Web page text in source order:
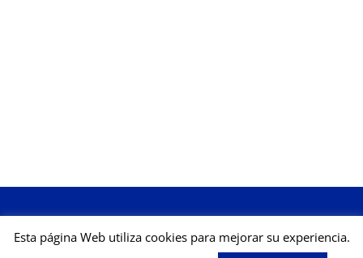
Esta página Web utiliza cookies para mejorar su experiencia.